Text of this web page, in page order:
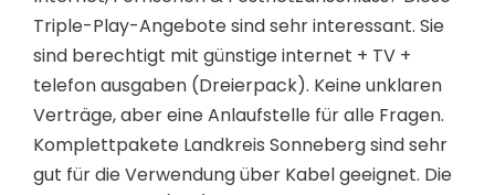
Triple-Play-Angebote sind sehr interessant. Sie
sind berechtigt mit günstige internet + TV +
telefon ausgaben (Dreierpack). Keine unklaren
Verträge, aber eine Anlaufstelle für alle Fragen.
Komplettpakete Landkreis Sonneberg sind sehr
gut für die Verwendung über Kabel geeignet. Die